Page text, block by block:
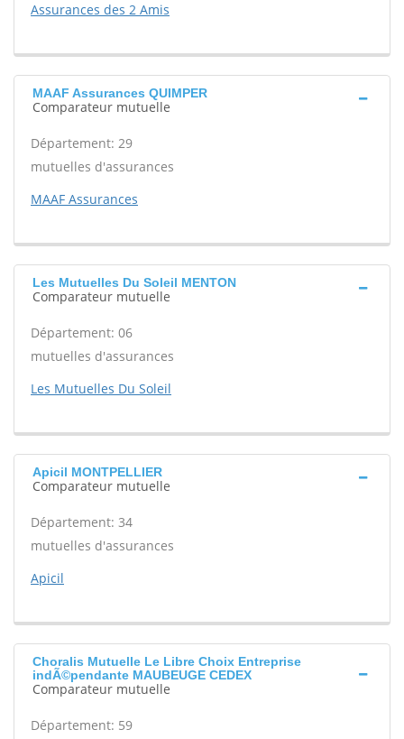
Assurances des 2 Amis
MAAF Assurances QUIMPER
Comparateur mutuelle
Département: 29
mutuelles d'assurances
MAAF Assurances
Les Mutuelles Du Soleil MENTON
Comparateur mutuelle
Département: 06
mutuelles d'assurances
Les Mutuelles Du Soleil
Apicil MONTPELLIER
Comparateur mutuelle
Département: 34
mutuelles d'assurances
Apicil
Choralis Mutuelle Le Libre Choix Entreprise
indÃ©pendante MAUBEUGE CEDEX
Comparateur mutuelle
Département: 59